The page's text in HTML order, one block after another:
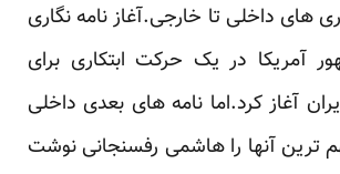
های داخلی تا خارجی.آغاز نامه نگاری
آمریکا در یک حرکت ابتکاری برای
آغاز کرد.اما نامه های بعدی داخلی
ترین آنها را هاشمی رفسنجانی نوشت